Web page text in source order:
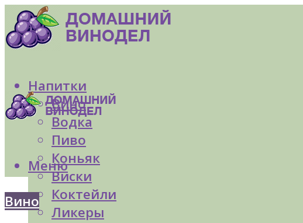
Напитки
Вино
Водка
Пиво
Коньяк
Виски
Коктейли
Ликеры
Меню
Вино